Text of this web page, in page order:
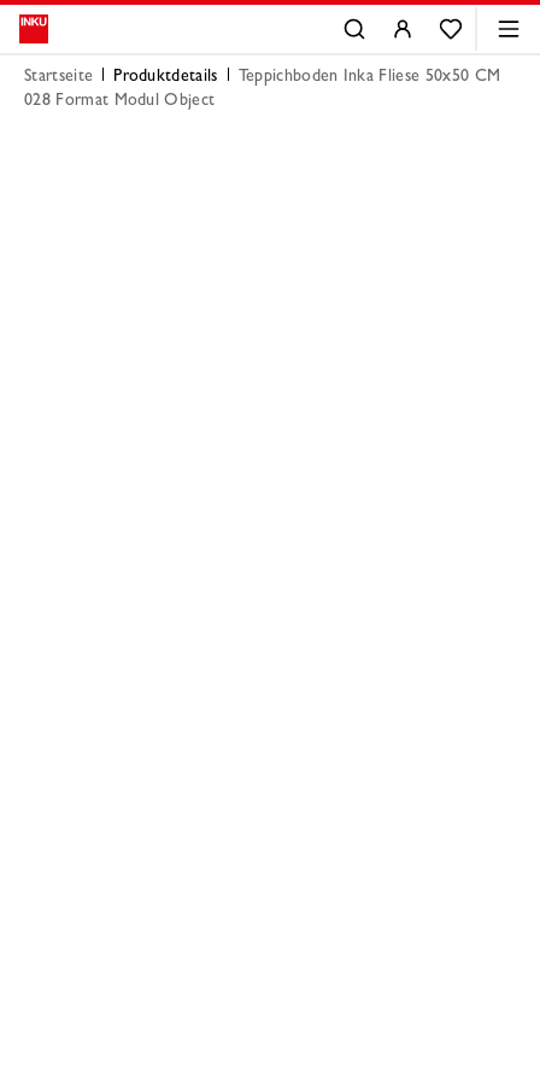
Startseite Produktdetails
Teppichboden Inka Fliese 50x50 CM
028 Format Modul Object